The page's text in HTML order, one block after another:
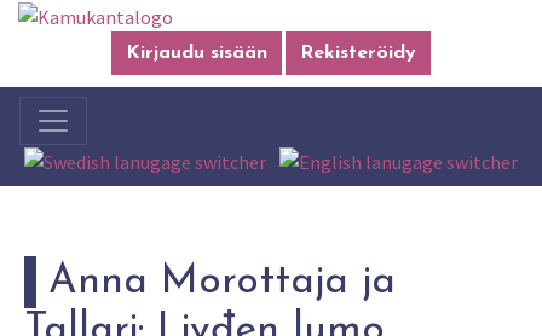
Kirjaudu sisään Rekisteröidy
Anna Morottaja ja